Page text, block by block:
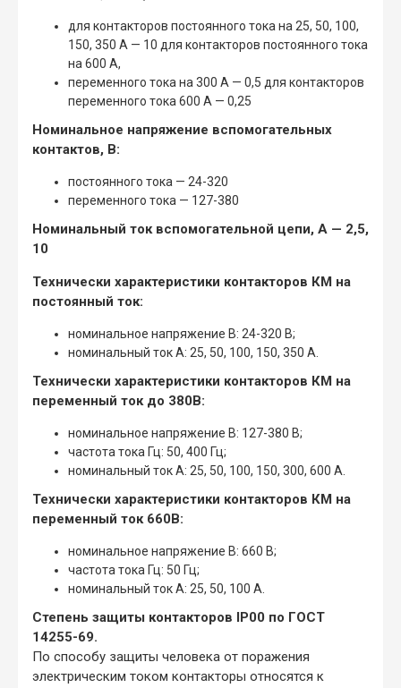
для контакторов постоянного тока на 25, 50, 100,
150, 350 А — 10 для контакторов постоянного тока
на 600 А,
переменного тока на 300 А — 0,5 для контакторов
переменного тока 600 А — 0,25
Номинальное напряжение вспомогательных
контактов, В:
постоянного тока — 24-320
переменного тока — 127-380
Номинальный ток вспомогательной цепи, А — 2,5,
10
Технически характеристики контакторов КМ на
постоянный ток:
номинальное напряжение В: 24-320 В;
номинальный ток А: 25, 50, 100, 150, 350 А.
Технически характеристики контакторов КМ на
переменный ток до 380В:
номинальное напряжение В: 127-380 В;
частота тока Гц: 50, 400 Гц;
номинальный ток А: 25, 50, 100, 150, 300, 600 А.
Технически характеристики контакторов КМ на
переменный ток 660В:
номинальное напряжение В: 660 В;
частота тока Гц: 50 Гц;
номинальный ток А: 25, 50, 100 А.
Степень защиты контакторов IP00 по ГОСТ
14255-69.
По способу защиты человека от поражения
электрическим током контакторы относятся к